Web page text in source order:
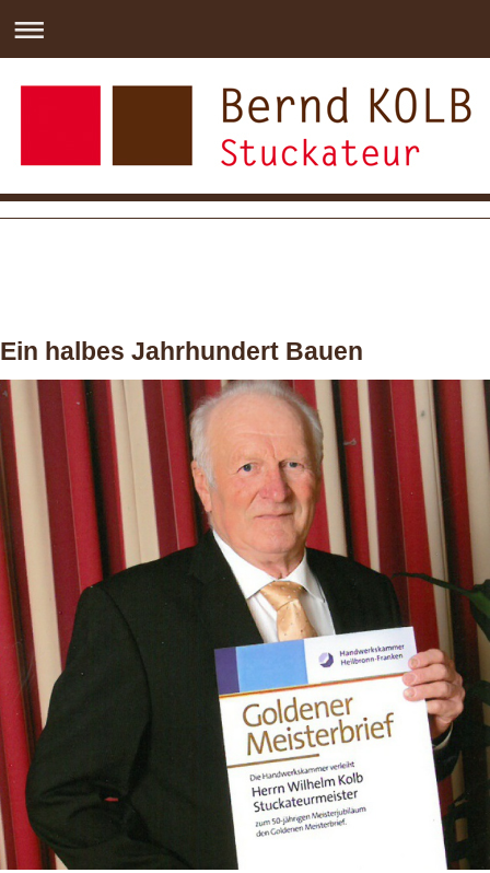
Ein halbes Jahrhundert Bauen